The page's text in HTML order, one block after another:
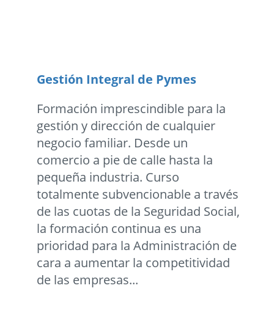
Gestión Integral de Pymes
Formación imprescindible para la
gestión y dirección de cualquier
negocio familiar. Desde un
comercio a pie de calle hasta la
pequeña industria. Curso
totalmente subvencionable a través
de las cuotas de la Seguridad Social,
la formación continua es una
prioridad para la Administración de
cara a aumentar la competitividad
de las empresas...